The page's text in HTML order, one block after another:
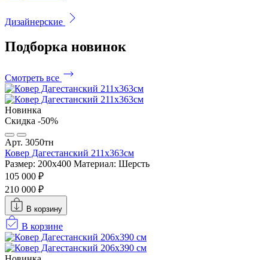
Дизайнерские
Подборка новинок
Смотреть все
Новинка
Скидка -50%
Арт. 3050тн
Ковер Дагестанский 211x363см
Размер: 200х400 Материал: Шерсть
105 000 ₽
210 000 ₽
В корзину
В корзине